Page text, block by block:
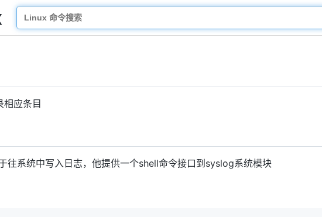
相应条目
往系统中写入日志，他提供一个shell命令接口到syslog系统模块